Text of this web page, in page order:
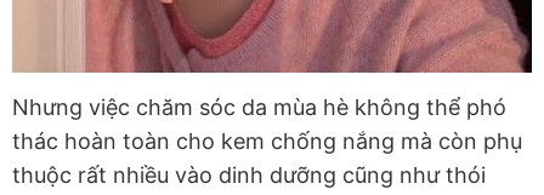
Nhưng việc chăm sóc da mùa hè không thể phó
thác hoàn toàn cho kem chống nắng mà còn phụ
thuộc rất nhiều vào dinh dưỡng cũng như thói